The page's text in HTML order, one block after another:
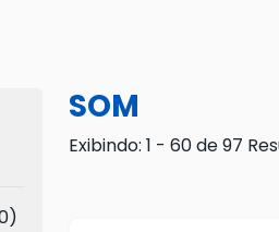
SOM
Exibindo: 1 - 60 de 97